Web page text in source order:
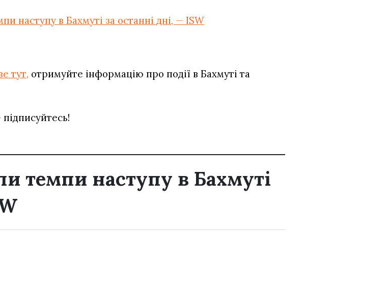
наступу в Бахмуті за останні дні, — ISW
тут, отримуйте інформацію про події в Бахмуті та
підписуйтесь!
темпи наступу в Бахмуті